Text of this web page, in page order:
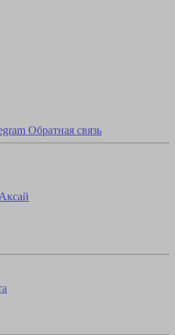
Обратная связь
Аксай